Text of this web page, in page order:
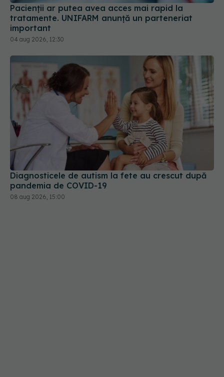
Pacienții ar putea avea acces mai rapid la
tratamente. UNIFARM anunță un parteneriat
important
04 aug 2026, 12:30
Diagnosticele de autism la fete au crescut după
pandemia de COVID-19
08 aug 2026, 15:00